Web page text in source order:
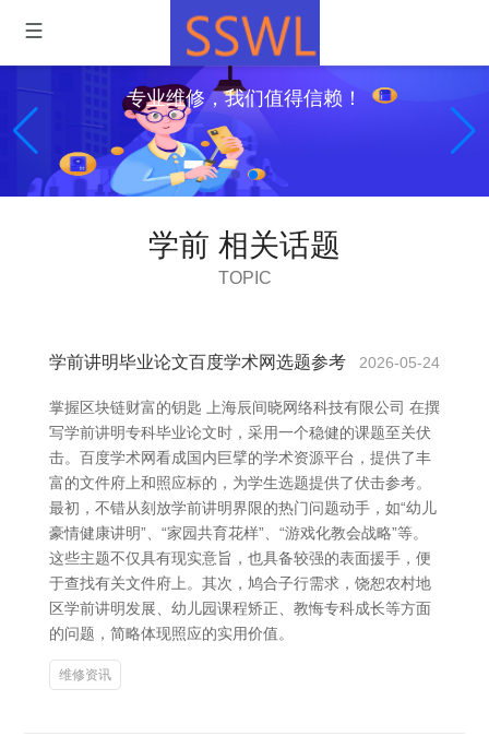
专业维修，我们值得信赖！
学前 相关话题
TOPIC
学前讲明毕业论文百度学术网选题参考 2026-05-24
掌握区块链财富的钥匙 上海辰间晓网络科技有限公司 在撰
写学前讲明专科毕业论文时，采用一个稳健的课题至关伏
击。百度学术网看成国内巨擘的学术资源平台，提供了丰
富的文件府上和照应标的，为学生选题提供了伏击参考。
最初，不错从刻放学前讲明界限的热门问题动手，如“幼儿
豪情健康讲明”、“家园共育花样”、“游戏化教会战略”等。
这些主题不仅具有现实意旨，也具备较强的表面援手，便
于查找有关文件府上。其次，鸠合子行需求，饶恕农村地
区学前讲明发展、幼儿园课程矫正、教悔专科成长等方面
的问题，简略体现照应的实用价值。
维修资讯